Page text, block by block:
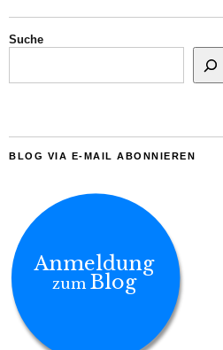
Suche
BLOG VIA E-MAIL ABONNIEREN
Anmeldung
zum Blog